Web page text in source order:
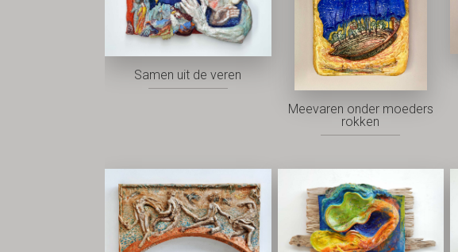
Samen uit de veren
Meevaren onder moeders
rokken